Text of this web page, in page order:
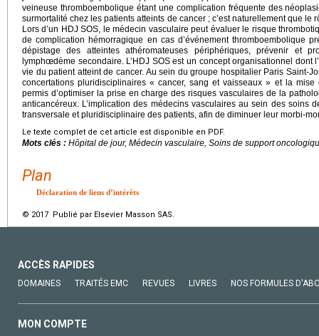
veineuse thromboembolique étant une complication fréquente des
surmortalité chez les patients atteints de cancer ; c’est naturellement que le
Lors d’un HDJ SOS, le médecin vasculaire peut évaluer le risque
de complication hémorragique en cas d’événement thromboembolique
dépistage des atteintes athéromateuses périphériques, prévenir et
lymphœdème secondaire. L’HDJ SOS est un concept organisationnel dont
vie du patient atteint de cancer. Au sein du groupe hospitalier Paris Saint-
concertations pluridisciplinaires « cancer, sang et vaisseaux » et la
permis d’optimiser la prise en charge des risques vasculaires de la
anticancéreux. L’implication des médecins vasculaires au sein des soins
transversale et pluridisciplinaire des patients, afin de diminuer leur morbi-
Le texte complet de cet article est disponible en PDF.
Mots clés : Hôpital de jour, Médecin vasculaire, Soins de support
Plan
Déclaration de liens d’intérêts
© 2017 Publié par Elsevier Masson SAS.
ACCÈS RAPIDES
DOMAINES TRAITÉS EMC REVUES LIVRES NOS FORMULES
MON COMPTE